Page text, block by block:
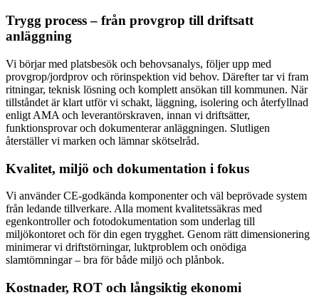
Trygg process – från provgrop till driftsatt
anläggning
Vi börjar med platsbesök och behovsanalys, följer upp med
provgrop/jordprov och rörinspektion vid behov. Därefter tar vi fram
ritningar, teknisk lösning och komplett ansökan till kommunen. När
tillståndet är klart utför vi schakt, läggning, isolering och återfyllnad
enligt AMA och leverantörskraven, innan vi driftsätter,
funktionsprovar och dokumenterar anläggningen. Slutligen
återställer vi marken och lämnar skötselråd.
Kvalitet, miljö och dokumentation i fokus
Vi använder CE-godkända komponenter och väl beprövade system
från ledande tillverkare. Alla moment kvalitetssäkras med
egenkontroller och fotodokumentation som underlag till
miljökontoret och för din egen trygghet. Genom rätt dimensionering
minimerar vi driftstörningar, luktproblem och onödiga
slamtömningar – bra för både miljö och plånbok.
Kostnader, ROT och långsiktig ekonomi